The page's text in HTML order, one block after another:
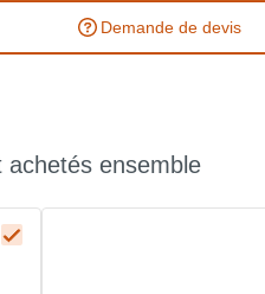
Demande de devis
achetés ensemble